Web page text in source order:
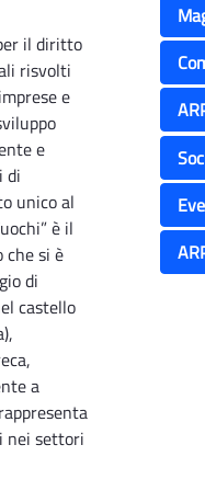
il diritto
risvolti
e
e
di
unico al
è il
che si è
di
castello
a
nei settori